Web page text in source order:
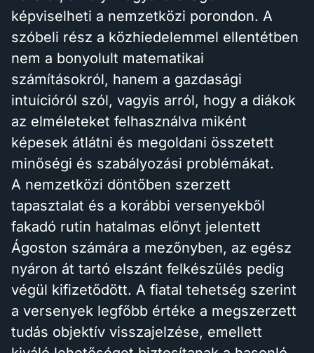
képviselheti a nemzetközi porondon. A
szóbeli rész a közhiedelemmel ellentétben
nem a bonyolult matematikai
számításokról, hanem a gazdasági
intuícióról szól, vagyis arról, hogy a diákok
az elméleteket felhasználva miként
képesek átlátni és megoldani összetett
minőségi és szabályozási problémákat.
A nemzetközi döntőben szerzett
tapasztalat és a korábbi versenyekből
fakadó rutin hatalmas előnyt jelentett
Ágoston számára a mezőnyben, az egész
nyáron át tartó elszánt felkészülés pedig
végül kifizetődött. A fiatal tehetség szerint
a versenyek legfőbb értéke a megszerzett
tudás objektív visszajelzése, emellett